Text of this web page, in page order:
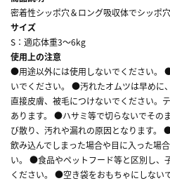
密着性シッポ穴＆ロング吸収体でシッポ
サイズ
S：適応体重3～6kg
使用上の注意
●用途以外には使用しないでください。
いでください。 ●汚れたオムツは早めに
直接皮膚、被毛につけないでください。
あります。 ●ハサミ等で切らないでその
び散り、汚れや漏れの原因となります。
飲み込んでしまった場合や目に入った場
い。 ●食品やペットフード等と区別し、
ください。 ●空き袋をおもちゃにしない